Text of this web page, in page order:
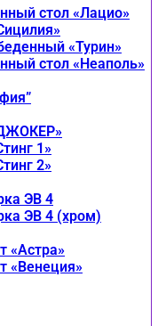
стол «Лацио»
«Турин»
стол «Неаполь»
1»
2»
ЭВ 4
ЭВ 4 (хром)
«Астра»
«Венеция»